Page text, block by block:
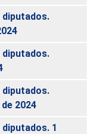
diputados.
diputados.
diputados.
2024
1